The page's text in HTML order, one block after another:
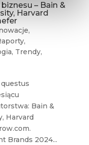
– Bain &
Harvard
,
,
, Trendy,
Bain &
Harvard
2024...